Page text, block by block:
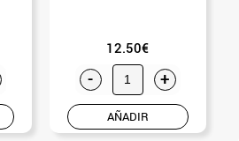
12.50€
- +
AÑADIR